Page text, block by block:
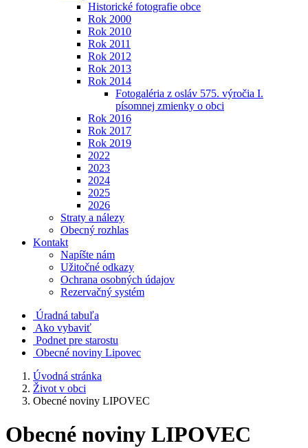
Historické fotografie obce
Rok 2000
Rok 2010
Rok 2011
Rok 2012
Rok 2013
Rok 2014
Fotogaléria z osláv 575. výročia I.
písomnej zmienky o obci
Rok 2016
Rok 2017
Rok 2019
2022
2023
2024
2025
2026
Straty a nálezy
Obecný rozhlas
Kontakt
Napíšte nám
Užitočné odkazy
Ochrana osobných údajov
Rezervačný systém
Úradná tabuľa
Ako vybaviť
Podnet pre starostu
Obecné noviny Lipovec
Úvodná stránka
Život v obci
Obecné noviny LIPOVEC
Obecné noviny LIPOVEC